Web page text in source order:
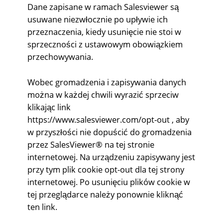
Dane zapisane w ramach Salesviewer są
usuwane niezwłocznie po upływie ich
przeznaczenia, kiedy usunięcie nie stoi w
sprzeczności z ustawowym obowiązkiem
przechowywania.
Wobec gromadzenia i zapisywania danych
można w każdej chwili wyrazić sprzeciw
klikając link
https://www.salesviewer.com/opt-out , aby
w przyszłości nie dopuścić do gromadzenia
przez SalesViewer® na tej stronie
internetowej. Na urządzeniu zapisywany jest
przy tym plik cookie opt-out dla tej strony
internetowej. Po usunięciu plików cookie w
tej przeglądarce należy ponownie kliknąć
ten link.